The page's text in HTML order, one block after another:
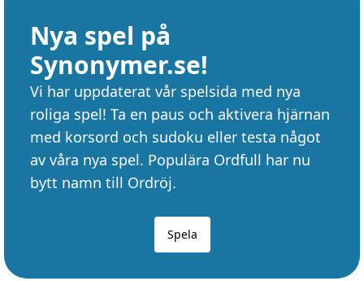
Nya spel på
Synonymer.se!
Vi har uppdaterat vår spelsida med nya
roliga spel! Ta en paus och aktivera hjärnan
med korsord och sudoku eller testa något
av våra nya spel. Populära Ordfull har nu
bytt namn till Ordröj.
Spela